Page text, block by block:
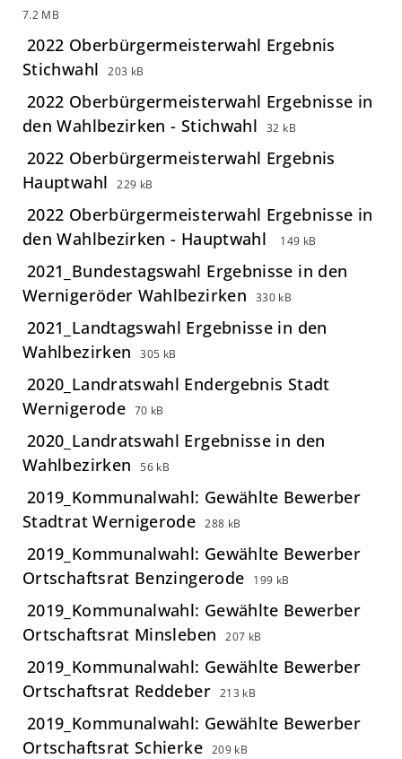
7.2 MB
2022 Oberbürgermeisterwahl Ergebnis
Stichwahl
203 kB
2022 Oberbürgermeisterwahl Ergebnisse in
den Wahlbezirken - Stichwahl
32 kB
2022 Oberbürgermeisterwahl Ergebnis
Hauptwahl
229 kB
2022 Oberbürgermeisterwahl Ergebnisse in
den Wahlbezirken - Hauptwahl
149 kB
2021_Bundestagswahl Ergebnisse in den
Wernigeröder Wahlbezirken
330 kB
2021_Landtagswahl Ergebnisse in den
Wahlbezirken
305 kB
2020_Landratswahl Endergebnis Stadt
Wernigerode 70 kB
2020_Landratswahl Ergebnisse in den
Wahlbezirken
56 kB
2019_Kommunalwahl: Gewählte Bewerber
Stadtrat Wernigerode
288 kB
2019_Kommunalwahl: Gewählte Bewerber
Ortschaftsrat Benzingerode
199 kB
2019_Kommunalwahl: Gewählte Bewerber
Ortschaftsrat Minsleben
207 kB
2019_Kommunalwahl: Gewählte Bewerber
Ortschaftsrat Reddeber 213 kB
2019_Kommunalwahl: Gewählte Bewerber
Ortschaftsrat Schierke 209 kB